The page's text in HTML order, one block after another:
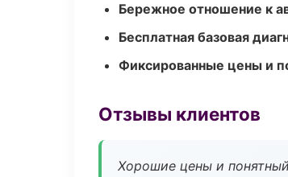
Бережное отношение к
Бесплатная базовая
Фиксированные цены и
Отзывы клиентов
Хорошие цены и